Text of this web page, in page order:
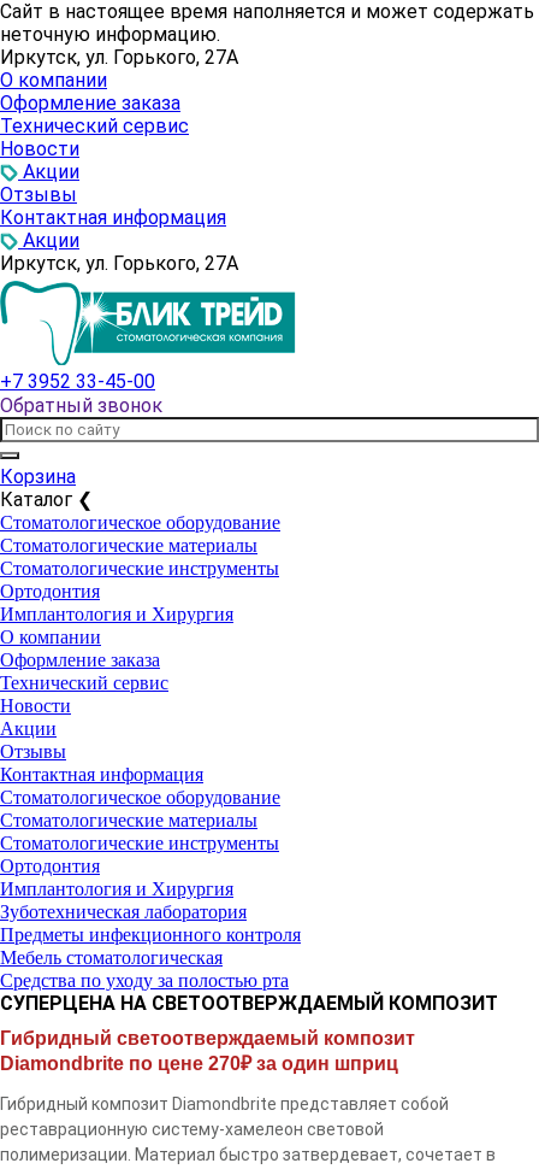
Сайт в настоящее время наполняется и может содержать
неточную информацию.
Иркутск, ул. Горького, 27А
О компании
Оформление заказа
Технический сервис
Новости
Акции
Отзывы
Контактная информация
Акции
Иркутск, ул. Горького, 27А
+7 3952 33-45-00
Обратный звонок
Корзина
Каталог ❮
Стоматологическое оборудование
Стоматологические материалы
Стоматологические инструменты
Ортодонтия
Имплантология и Хирургия
О компании
Оформление заказа
Технический сервис
Новости
Акции
Отзывы
Контактная информация
Стоматологическое оборудование
Стоматологические материалы
Стоматологические инструменты
Ортодонтия
Имплантология и Хирургия
Зуботехническая лаборатория
Предметы инфекционного контроля
Мебель стоматологическая
Средства по уходу за полостью рта
СУПЕРЦЕНА НА СВЕТООТВЕРЖДАЕМЫЙ КОМПОЗИТ
Гибридный светоотверждаемый композит
Diamondbrite по цене 270₽ за один шприц
Гибридный композит Diamondbrite представляет собой
реставрационную систему-хамелеон световой
полимеризации. Материал быстро затвердевает, сочетает в